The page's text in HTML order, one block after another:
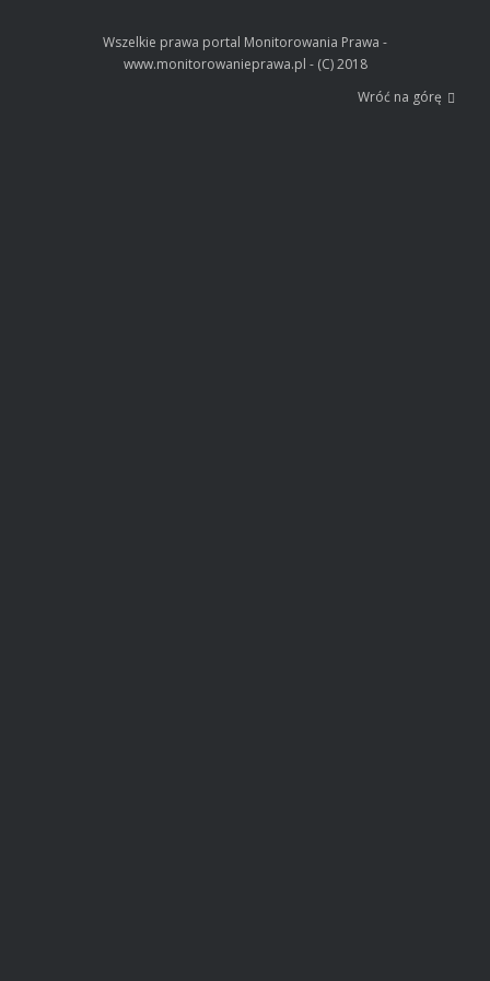
Wszelkie prawa portal Monitorowania Prawa -
www.monitorowanieprawa.pl - (C) 2018
Wróć na górę